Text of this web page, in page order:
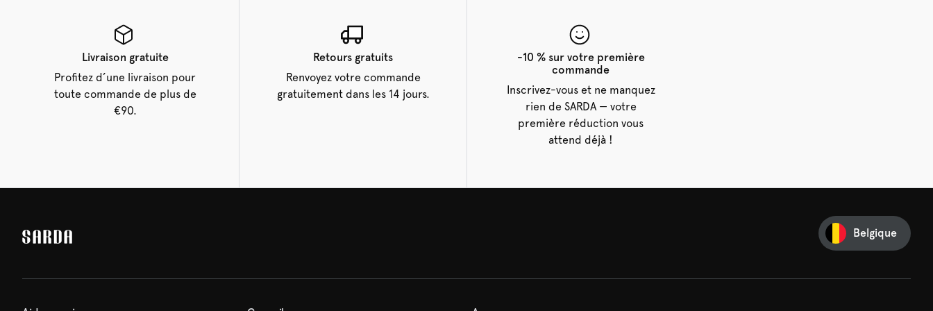
Livraison gratuite
Profitez d’une livraison pour
toute commande de plus de
€90.
Retours gratuits
Renvoyez votre commande
gratuitement dans les 14 jours.
-10 % sur votre première
commande
Inscrivez-vous et ne manquez
rien de SARDA — votre
première réduction vous
attend déjà !
Belgique